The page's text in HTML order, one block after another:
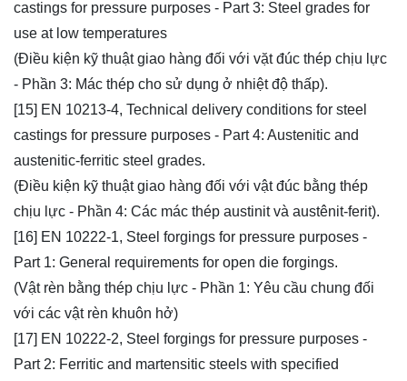
castings for pressure purposes - Part 3: Steel grades for
use at low temperatures
(Điều kiện kỹ thuật giao hàng đối với vặt đúc thép chịu lực
- Phần 3: Mác thép cho sử dụng ở nhiệt độ thấp).
[15] EN 10213-4, Technical delivery conditions for steel
castings for pressure purposes - Part 4: Austenitic and
austenitic-ferritic steel grades.
(Điều kiện kỹ thuật giao hàng đối với vật đúc bằng thép
chịu lực - Phần 4: Các mác thép austinit và austênit-ferit).
[16] EN 10222-1, Steel forgings for pressure purposes -
Part 1: General requirements for open die forgings.
(Vật rèn bằng thép chịu lực - Phần 1: Yêu cầu chung đối
với các vật rèn khuôn hở)
[17] EN 10222-2, Steel forgings for pressure purposes -
Part 2: Ferritic and martensitic steels with specified